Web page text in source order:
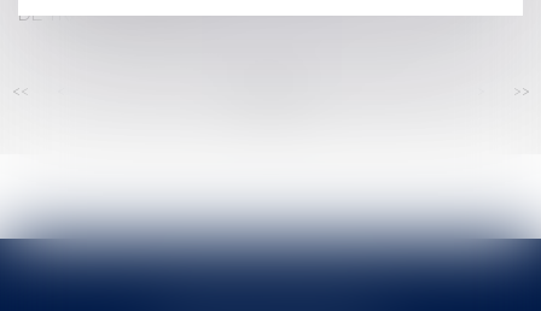
DE TRAVAUX PUBLICS
<< >>